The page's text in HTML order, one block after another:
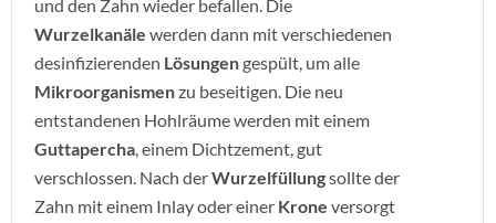
und den Zahn wieder befallen. Die
Wurzelkanäle werden dann mit verschiedenen
desinfizierenden Lösungengespült, um alle
Mikroorganismenzu beseitigen. Die neu
entstandenen Hohlräume werden mit einem
Guttapercha, einem Dichtzement, gut
verschlossen. Nach derWurzelfüllungsollte der
Zahn mit einem Inlay oder einer Krone versorgt